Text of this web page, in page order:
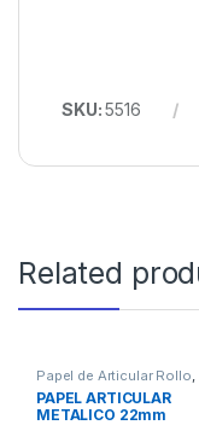
SKU:5516
Related
Papel de Articular Rollo
PROTESIS
PAPEL ARTICULAR
METALICO 22mm